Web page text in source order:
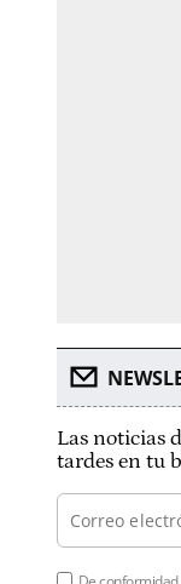
Las noticias
tardes en tu